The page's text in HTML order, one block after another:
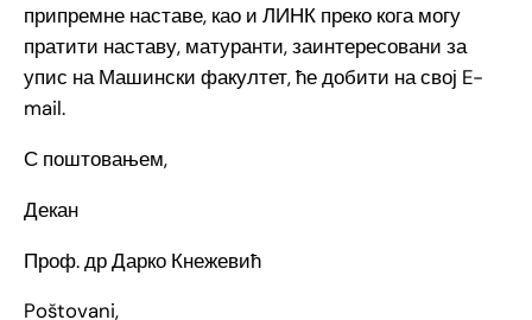
припремне наставе, као и ЛИНК преко кога могу
пратити наставу, матуранти, заинтересовани за
упис на Машински факултет, ће добити на свој E-
mail.
С поштовањем,
Декан
Проф. др Дарко Кнежевић
Poštovani,